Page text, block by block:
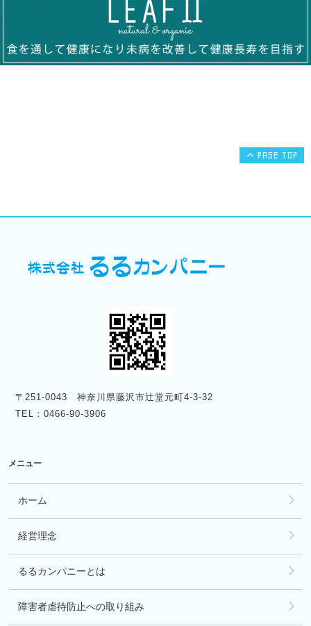
PAGE TOP
〒251-0043 神奈川県藤沢市辻堂元町4-3-32
TEL：0466-90-3906
メニュー
ホーム
経営理念
るるカンパニーとは
障害者虐待防止への取り組み